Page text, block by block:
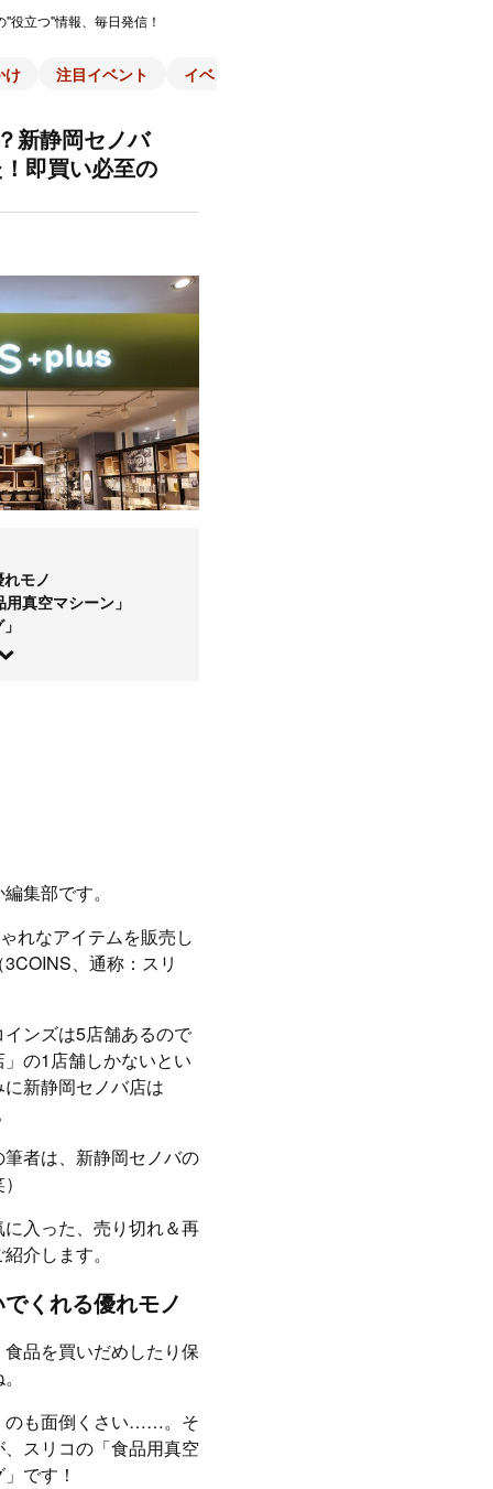
"役立つ"情報、毎日発信！
け 注目イベント イベント一覧
新静岡セノバ
即買い必至の
モノ
真空マシーン」
集部です。
れなアイテムを販売し
、通称：スリ
ンズは5店舗あるので
の1店舗しかないとい
新静岡セノバ店は
者は、新静岡セノバの
入った、売り切れ＆再
介します。
くれる優れモノ
品を買いだめしたり保
のも面倒くさい……。そ
スリコの「食品用真空
です！